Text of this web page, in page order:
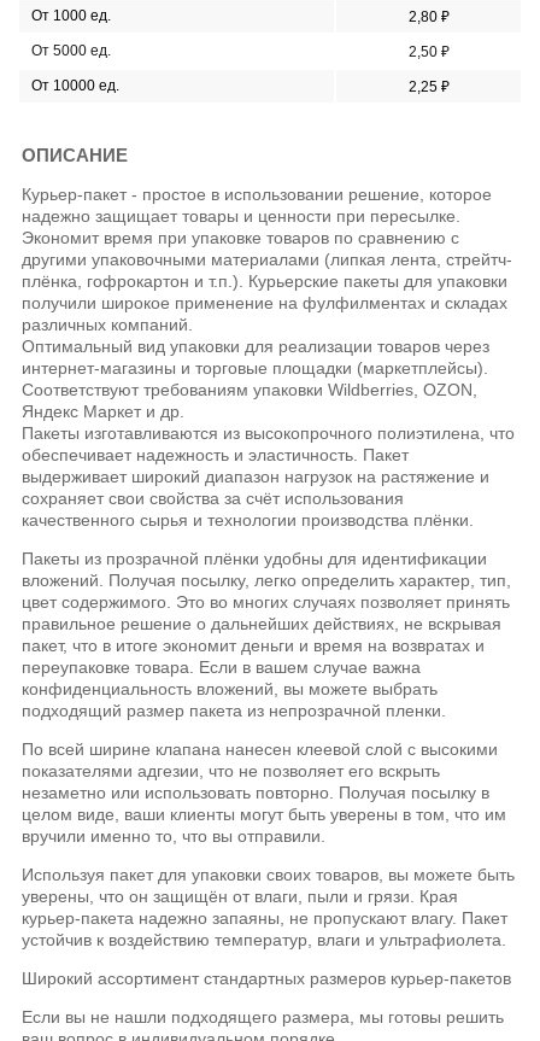
От 1000 ед.
2,80 ₽
От 5000 ед.
2,50 ₽
От 10000 ед.
2,25 ₽
ОПИСАНИЕ
Курьер-пакет - простое в использовании решение, которое
надежно защищает товары и ценности при пересылке.
Экономит время при упаковке товаров по сравнению с
другими упаковочными материалами (липкая лента, стрейтч-
плёнка, гофрокартон и т.п.). Курьерские пакеты для упаковки
получили широкое применение на фулфилментах и складах
различных компаний.
Оптимальный вид упаковки для реализации товаров через
интернет-магазины и торговые площадки (маркетплейсы).
Соответствуют требованиям упаковки Wildberries, OZON,
Яндекс Маркет и др.
Пакеты изготавливаются из высокопрочного полиэтилена, что
обеспечивает надежность и эластичность. Пакет
выдерживает широкий диапазон нагрузок на растяжение и
сохраняет свои свойства за счёт использования
качественного сырья и технологии производства плёнки.
Пакеты из прозрачной плёнки удобны для идентификации
вложений. Получая посылку, легко определить характер, тип,
цвет содержимого. Это во многих случаях позволяет принять
правильное решение о дальнейших действиях, не вскрывая
пакет, что в итоге экономит деньги и время на возвратах и
переупаковке товара. Если в вашем случае важна
конфиденциальность вложений, вы можете выбрать
подходящий размер пакета из непрозрачной пленки.
По всей ширине клапана нанесен клеевой слой с высокими
показателями адгезии, что не позволяет его вскрыть
незаметно или использовать повторно. Получая посылку в
целом виде, ваши клиенты могут быть уверены в том, что им
вручили именно то, что вы отправили.
Используя пакет для упаковки своих товаров, вы можете быть
уверены, что он защищён от влаги, пыли и грязи. Края
курьер-пакета надежно запаяны, не пропускают влагу. Пакет
устойчив к воздействию температур, влаги и ультрафиолета.
Широкий ассортимент стандартных размеров курьер-пакетов
Если вы не нашли подходящего размера, мы готовы решить